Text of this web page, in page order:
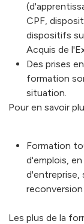
CPF,
dispositifs
Acquis de
Des prises
formation
situation.
Pour en savoir
Formation
d'emplois,
d'entreprise,
reconversion
Les plus de la